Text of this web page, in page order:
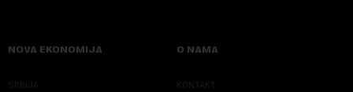
NOVA EKONOMIJA
SRBIJA
O NAMA
KONTAKT